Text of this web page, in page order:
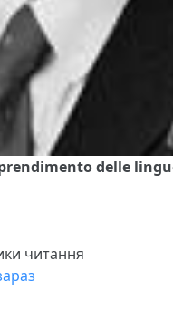
delle
читання